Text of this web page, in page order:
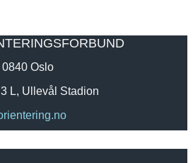
Oslo
L, Ullevål Stadion